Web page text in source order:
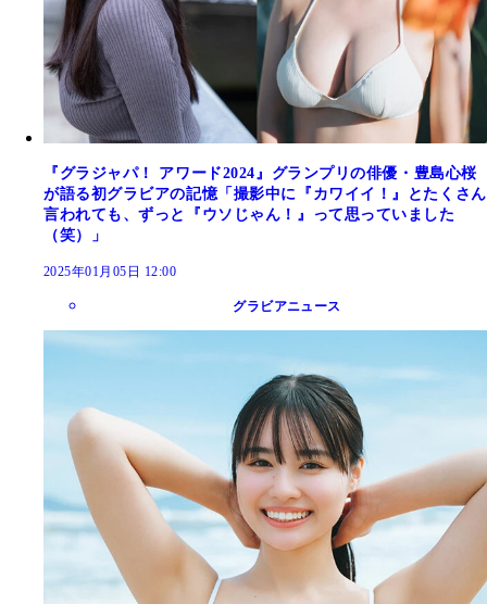
『グラジャパ！ アワード2024』グランプリの俳優・豊島心桜
が語る初グラビアの記憶「撮影中に『カワイイ！』とたくさん
言われても、ずっと『ウソじゃん！』って思っていました
（笑）」
2025年01月05日 12:00
グラビアニュース